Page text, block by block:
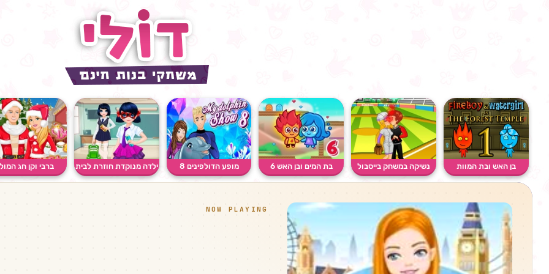
בן האש ובת המוות נשיקה במשחק בייסבול בת המים ובן האש 6 מופע הדולפינים 8
ילדה מנוקדת חוזרת לבית
ספר
ברבי וקן חג